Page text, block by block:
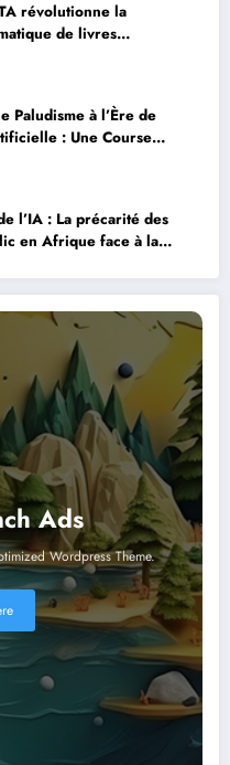
révolutionne la
de livres
Paludisme à l’Ère de
: Une Course
l’IA : La précarité des
en Afrique face à la
Ads
Wordpress Theme.